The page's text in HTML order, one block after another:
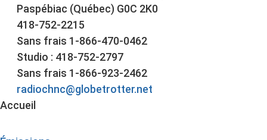
Paspébiac (Québec) G0C 2K0
418-752-2215
Sans frais 1-866-470-0462
Studio : 418-752-2797
Sans frais 1-866-923-2462
radiochnc@globetrotter.net
Accueil